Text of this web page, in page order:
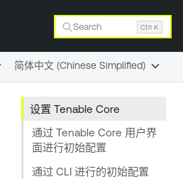
Search Ctrl K
设置 Tenable Core
通过 Tenable Core 用户界
面进行初始配置
通过 CLI 进行的初始配置
简体中文 (Chinese Simplified)